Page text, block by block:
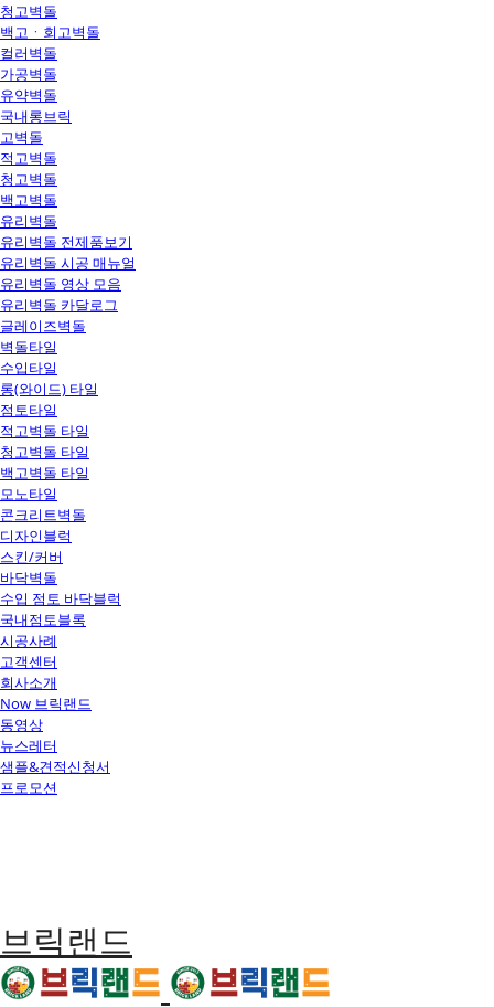
청고벽돌
백고ㆍ회고벽돌
컬러벽돌
가공벽돌
유약벽돌
국내롱브릭
고벽돌
적고벽돌
청고벽돌
백고벽돌
유리벽돌
유리벽돌 전제품보기
유리벽돌 시공 매뉴얼
유리벽돌 영상 모음
유리벽돌 카달로그
글레이즈벽돌
벽돌타일
수입타일
롱(와이드) 타일
점토타일
적고벽돌 타일
청고벽돌 타일
백고벽돌 타일
모노타일
콘크리트벽돌
디자인블럭
스킨/커버
바닥벽돌
수입 점토 바닥블럭
국내점토블록
시공사례
고객센터
회사소개
Now 브릭랜드
동영상
뉴스레터
샘플&견적신청서
프로모션
브릭랜드